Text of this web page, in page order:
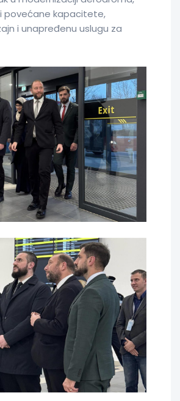
povećane kapacitete,
i unapređenu uslugu za